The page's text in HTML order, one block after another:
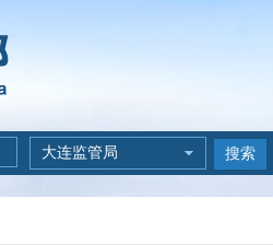
大连监管局 搜索